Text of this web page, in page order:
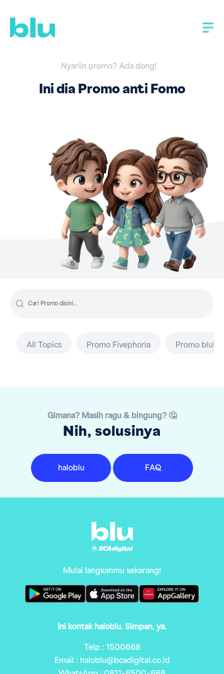
Nyariin promo? Ada dong!
Ini dia Promo anti Fomo
All Topics Promo Fivephoria Promo
Gimana? Masih ragu & bingung? 🤔
Nih, solusinya
haloblu FAQ
Mulai langkahmu sekarang!
Ini kontak haloblu. Simpan, ya.
Telp : 1500668
Email : haloblu@bcadigital.co.id